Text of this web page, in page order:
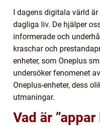
I dagens digitala värld
dagliga liv. De hjälper
informerade och
kraschar och
enheter, som Oneplus
undersöker fenomenet
Oneplus-enheter, dess
utmaningar.
Vad är